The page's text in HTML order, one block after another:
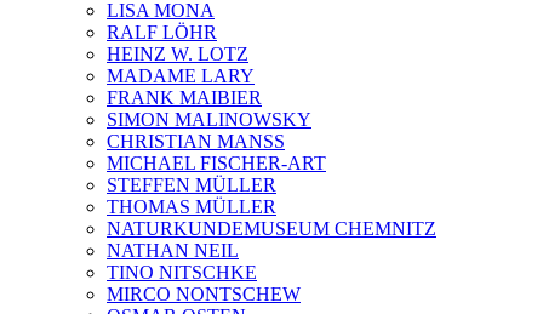
LISA MONA
RALF LÖHR
HEINZ W. LOTZ
MADAME LARY
FRANK MAIBIER
SIMON MALINOWSKY
CHRISTIAN MANSS
MICHAEL FISCHER-ART
STEFFEN MÜLLER
THOMAS MÜLLER
NATURKUNDEMUSEUM CHEMNITZ
NATHAN NEIL
TINO NITSCHKE
MIRCO NONTSCHEW